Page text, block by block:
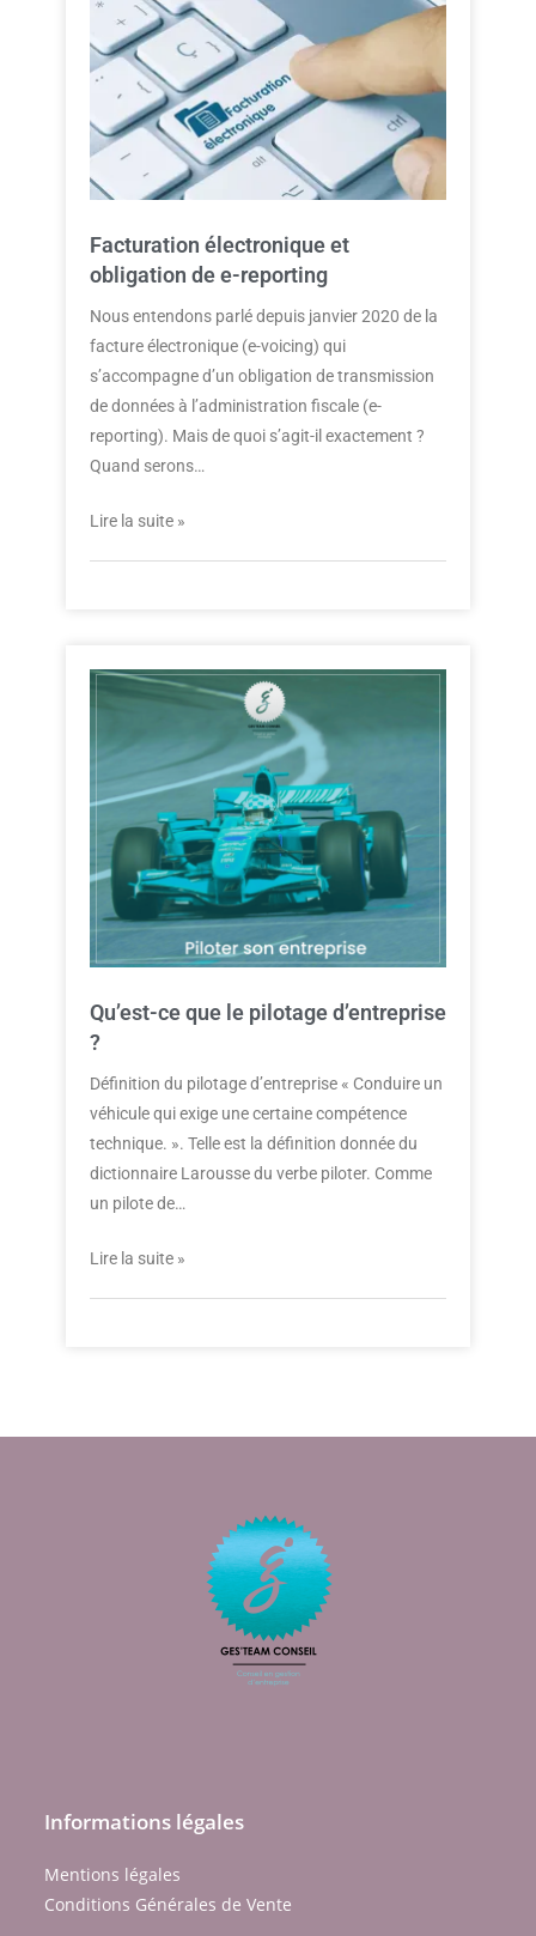
Facturation électronique et
obligation de e-reporting
Nous entendons parlé depuis janvier 2020 de la
facture électronique (e-voicing) qui
s’accompagne d’un obligation de transmission
de données à l’administration fiscale (e-
reporting). Mais de quoi s’agit-il exactement ?
Quand serons…
Lire la suite »
Qu’est-ce que le pilotage d’entreprise
?
Définition du pilotage d’entreprise « Conduire un
véhicule qui exige une certaine compétence
technique. ». Telle est la définition donnée du
dictionnaire Larousse du verbe piloter. Comme
un pilote de…
Lire la suite »
Informations légales
Mentions légales
Conditions Générales de Vente